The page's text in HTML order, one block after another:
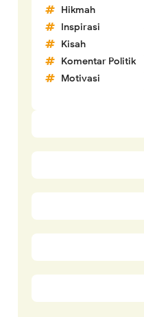
Hikmah
Inspirasi
Kisah
Komentar Politik
Motivasi